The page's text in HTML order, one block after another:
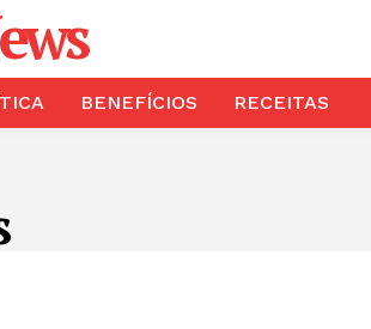
BENEFÍCIOS RECEITAS